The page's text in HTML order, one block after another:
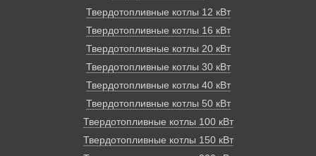
Твердотопливные котлы 12 кВт
Твердотопливные котлы 16 кВт
Твердотопливные котлы 20 кВт
Твердотопливные котлы 30 кВт
Твердотопливные котлы 40 кВт
Твердотопливные котлы 50 кВт
Твердотопливные котлы 100 кВт
Твердотопливные котлы 150 кВт